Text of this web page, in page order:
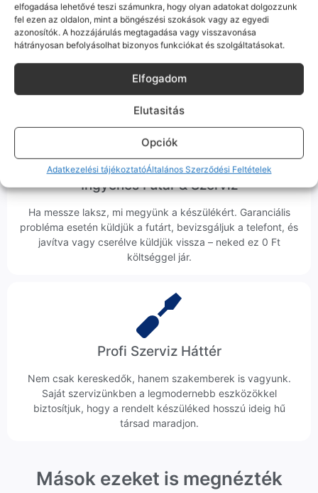
elfogadása lehetővé teszi számunkra, hogy olyan adatokat dolgozzunk
fel ezen az oldalon, mint a böngészési szokások vagy az egyedi
azonosítók. A hozzájárulás megtagadása vagy visszavonása
hátrányosan befolyásolhat bizonyos funkciókat és szolgáltatásokat.
Elfogadom
Elutasitás
Opciók
Adatkezelési tájékoztatóÁltalános Szerződési Feltételek
Korrekt Ügyintézés
Hibázni emberi dolog, de a felelősségvállalás nálunk alap.
Ha ritkán előfordul egy hiba, nem kifogásokat keresünk,
hanem megoldást. Szakértő kollégáink azonnal kézbe
Ingyenes Futár & Szerviz
Ha messze laksz, mi megyünk a készülékért. Garanciális
probléma esetén küldjük a futárt, bevizsgáljuk a telefont, és
javítva vagy cserélve küldjük vissza – neked ez 0 Ft
költséggel jár.
Profi Szerviz Háttér
Nem csak kereskedők, hanem szakemberek is vagyunk.
Saját szervizünkben a legmodernebb eszközökkel
biztosítjuk, hogy a rendelt készüléked hosszú ideig hű
társad maradjon.
Mások ezeket is megnézték